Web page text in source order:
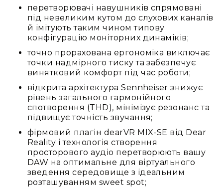
перетворювачі навушників спрямовані
під невеликим кутом до слухових каналів
й імітують таким чином типову
конфігурацію моніторних динаміків;
точно прорахована ергономіка виключає
точки надмірного тиску та забезпечує
винятковий комфорт під час роботи;
відкрита архітектура Sennheiser знижує
рівень загального гармонійного
спотворення (THD), мінімізує резонанс та
підвищує точність звучання;
фірмовий плагін dearVR MIX-SE від Dear
Reality і технологія створення
просторового аудіо перетворюють вашу
DAW на оптимальне для віртуального
зведення середовище з ідеальним
розташуванням sweet spot;